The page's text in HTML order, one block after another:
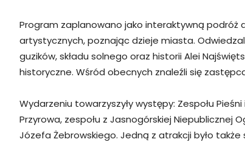
Program zaplanowano jako interaktywną podróż
artystycznych, poznając dzieje miasta.
guzików, składu solnego oraz historii Alei
historyczne. Wśród obecnych znaleźli się
Wydarzeniu towarzyszyły występy: Zespołu
Przyrowa, zespołu z Jasnogórskiej Niepublicznej
Józefa Żebrowskiego. Jedną z atrakcji było